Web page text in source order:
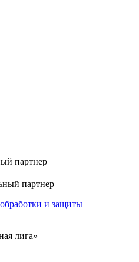
партнер
партнер
и защиты
лига»